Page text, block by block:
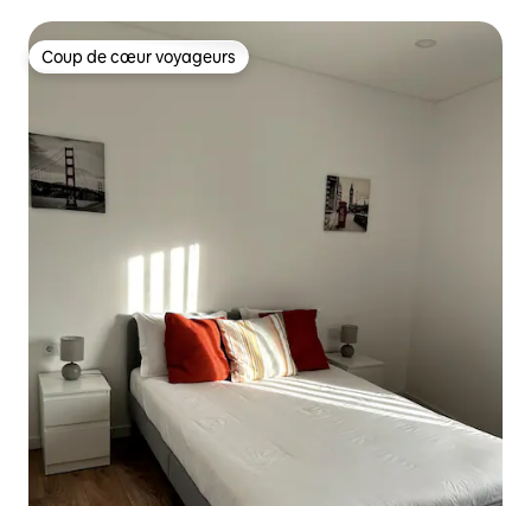
Coup de cœur voyageurs
Coup de cœur voyageurs